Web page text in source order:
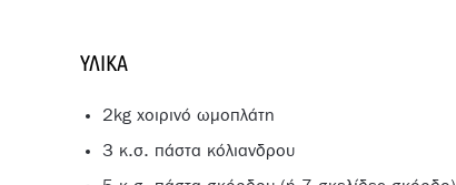
ΥΛΙΚΆ
2kg χοιρινό ωμοπλάτη
3 κ.σ. πάστα κόλιανδρου